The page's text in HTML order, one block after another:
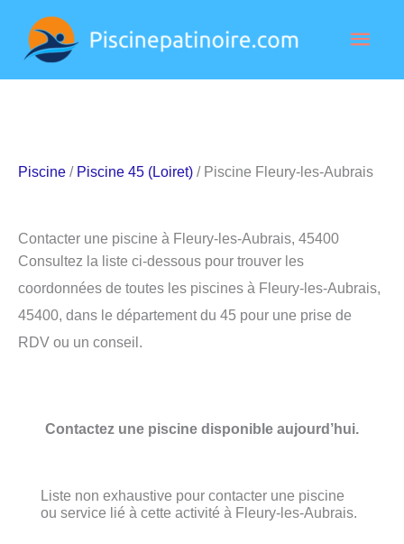
contenu
Piscine / Piscine 45 (Loiret) / Piscine Fleury-les-Aubrais
Contacter une piscine à Fleury-les-Aubrais, 45400
Consultez la liste ci-dessous pour trouver les
coordonnées de toutes les piscines à Fleury-les-Aubrais,
45400, dans le département du 45 pour une prise de
RDV ou un conseil.
Contactez une piscine disponible aujourd’hui.
Liste non exhaustive pour contacter une piscine
ou service lié à cette activité à Fleury-les-Aubrais.